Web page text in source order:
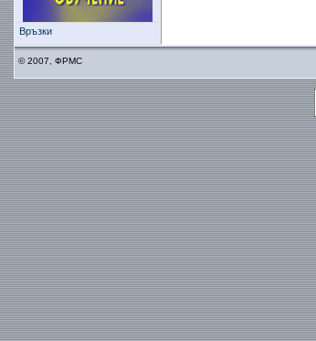
Връзки
© 2007, ФРМС